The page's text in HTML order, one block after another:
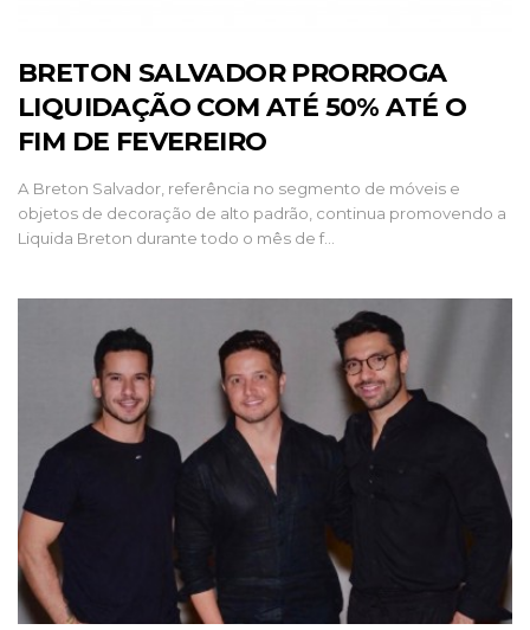
BRETON SALVADOR PRORROGA
LIQUIDAÇÃO COM ATÉ 50% ATÉ O
FIM DE FEVEREIRO
A Breton Salvador, referência no segmento de móveis e
objetos de decoração de alto padrão, continua promovendo a
Liquida Breton durante todo o mês de f…